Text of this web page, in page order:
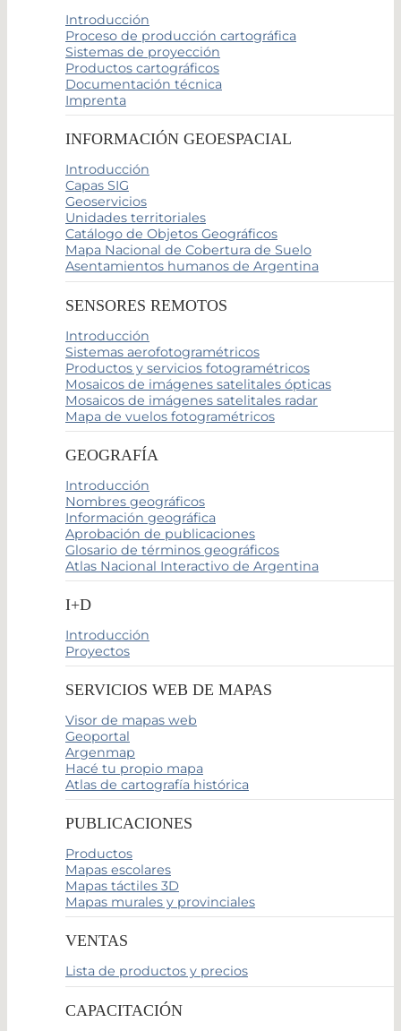
Introducción
Proceso de producción cartográfica
Sistemas de proyección
Productos cartográficos
Documentación técnica
Imprenta
INFORMACIÓN GEOESPACIAL
Introducción
Capas SIG
Geoservicios
Unidades territoriales
Catálogo de Objetos Geográficos
Mapa Nacional de Cobertura de Suelo
Asentamientos humanos de Argentina
SENSORES REMOTOS
Introducción
Sistemas aerofotogramétricos
Productos y servicios fotogramétricos
Mosaicos de imágenes satelitales ópticas
Mosaicos de imágenes satelitales radar
Mapa de vuelos fotogramétricos
GEOGRAFÍA
Introducción
Nombres geográficos
Información geográfica
Aprobación de publicaciones
Glosario de términos geográficos
Atlas Nacional Interactivo de Argentina
I+D
Introducción
Proyectos
SERVICIOS WEB DE MAPAS
Visor de mapas web
Geoportal
Argenmap
Hacé tu propio mapa
Atlas de cartografía histórica
PUBLICACIONES
Productos
Mapas escolares
Mapas táctiles 3D
Mapas murales y provinciales
VENTAS
Lista de productos y precios
CAPACITACIÓN